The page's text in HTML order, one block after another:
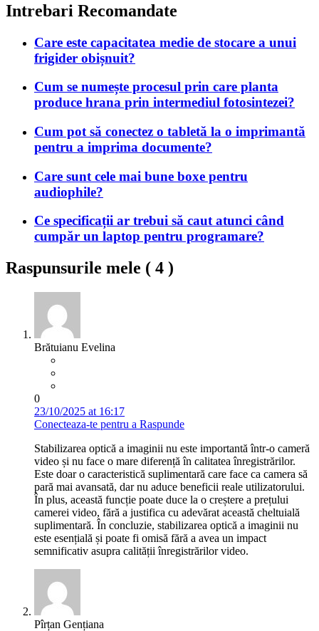
Intrebari Recomandate
Care este capacitatea medie de stocare a unui
frigider obișnuit?
Cum se numește procesul prin care planta
produce hrana prin intermediul fotosintezei?
Cum pot să conectez o tabletă la o imprimantă
pentru a imprima documente?
Care sunt cele mai bune boxe pentru
audiophile?
Ce specificații ar trebui să caut atunci când
cumpăr un laptop pentru programare?
Raspunsurile mele ( 4 )
Brătuianu Evelina
0
23/10/2025 at 16:17
Conecteaza-te pentru a Raspunde
Stabilizarea optică a imaginii nu este importantă într-o cameră
video și nu face o mare diferență în calitatea înregistrărilor.
Este doar o caracteristică suplimentară care face ca camera să
pară mai avansată, dar nu aduce beneficii reale utilizatorului.
În plus, această funcție poate duce la o creștere a prețului
camerei video, fără a justifica cu adevărat această cheltuială
suplimentară. În concluzie, stabilizarea optică a imaginii nu
este esențială și poate fi omisă fără a avea un impact
semnificativ asupra calității înregistrărilor video.
Pîrțan Gențiana